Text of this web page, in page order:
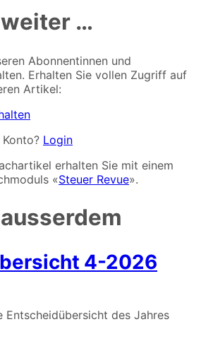
…
Abonnentinnen und
Erhalten Sie vollen Zugriff auf
Artikel:
Login
erhalten Sie mit einem
«Steuer Revue».
4-2026
Entscheidübersicht des Jahres